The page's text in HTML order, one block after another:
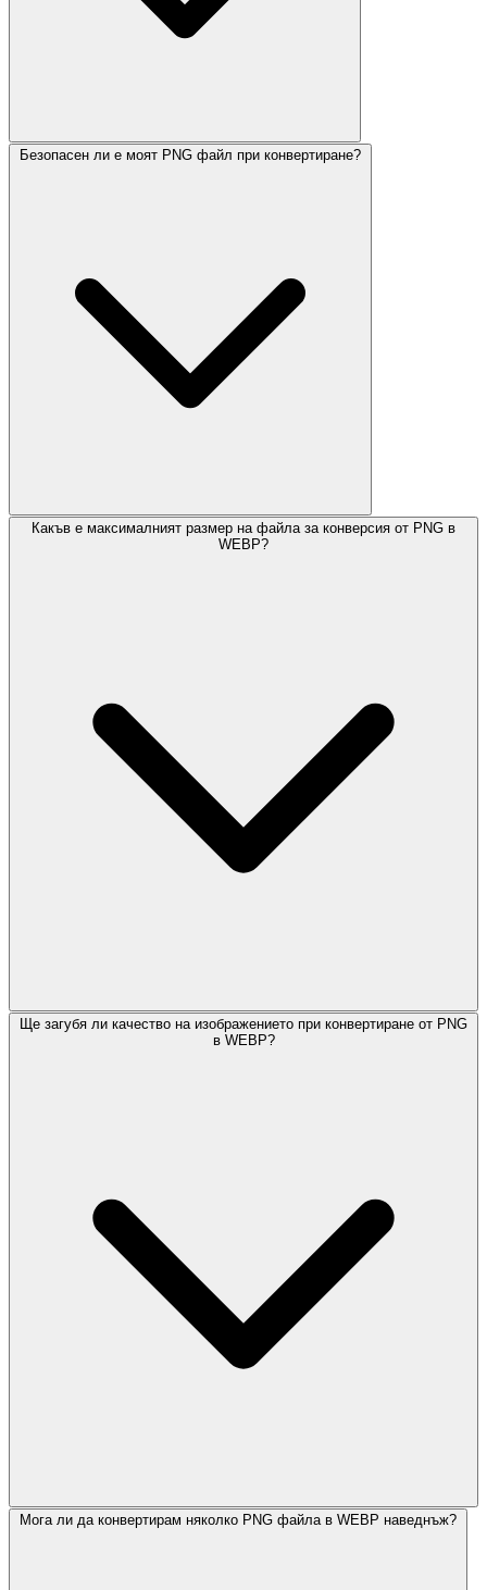
Безопасен ли е моят PNG файл при конвертиране?
Какъв е максималният размер на файла за конверсия от PNG в
WEBP?
Ще загубя ли качество на изображението при конвертиране от PNG
в WEBP?
Мога ли да конвертирам няколко PNG файла в WEBP наведнъж?